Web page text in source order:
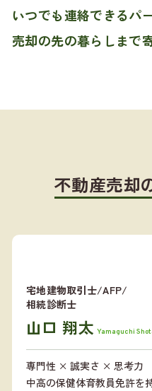
いつでも連絡できるパ
売却の先の暮らしまで
不動産売却
宅地建物取引士/AFP/
相続診断士
山口 翔太 Yamaguchi
専門性 × 誠実さ × 思考力
中高の保健体育教員免許を